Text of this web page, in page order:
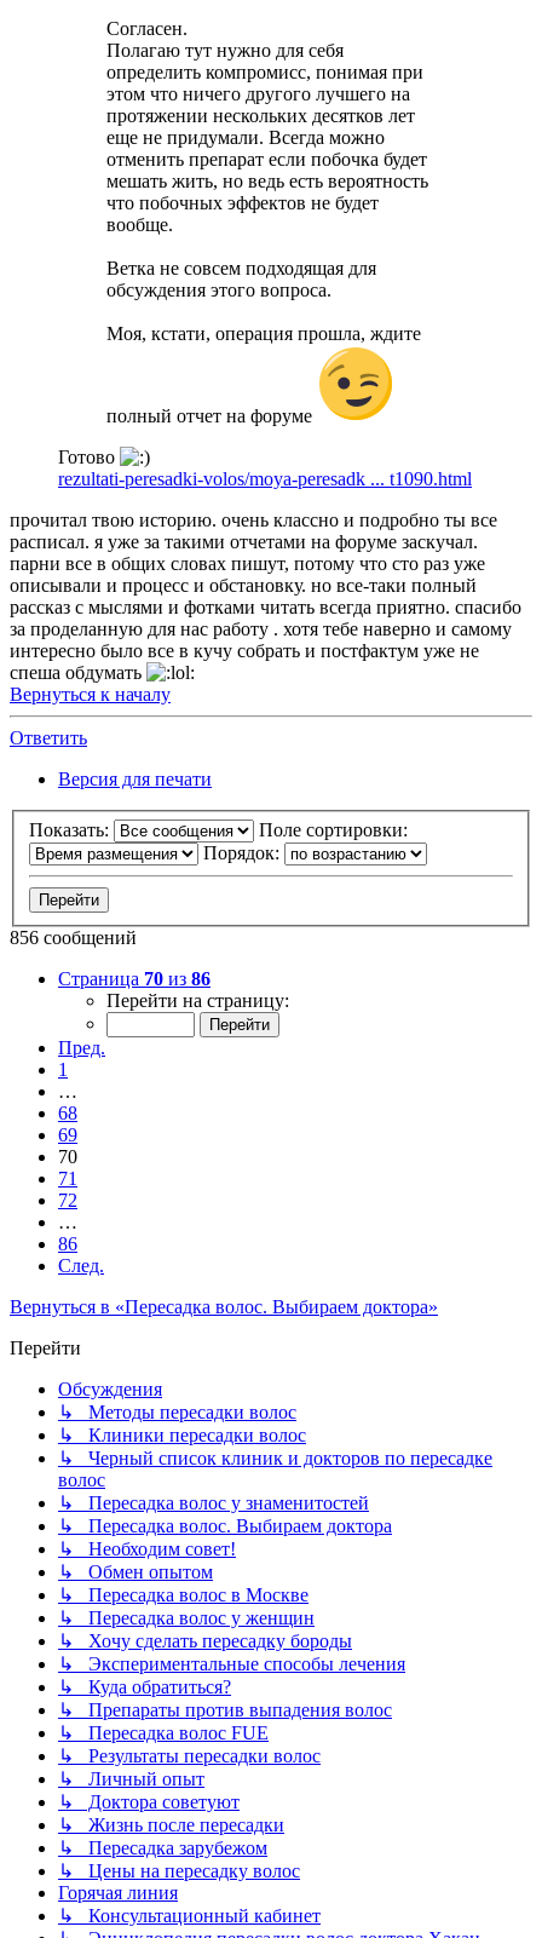
Согласен.
Полагаю тут нужно для себя
определить компромисс, понимая при
этом что ничего другого лучшего на
протяжении нескольких десятков лет
еще не придумали. Всегда можно
отменить препарат если побочка будет
мешать жить, но ведь есть вероятность
что побочных эффектов не будет
вообще.
Ветка не совсем подходящая для
обсуждения этого вопроса.
Моя, кстати, операция прошла, ждите
полный отчет на форуме
Готово
rezultati-peresadki-volos/moya-peresadk ... t1090.html
прочитал твою историю. очень классно и подробно ты все
расписал. я уже за такими отчетами на форуме заскучал.
парни все в общих словах пишут, потому что сто раз уже
описывали и процесс и обстановку. но все-таки полный
рассказ с мыслями и фотками читать всегда приятно. спасибо
за проделанную для нас работу . хотя тебе наверно и самому
интересно было все в кучу собрать и постфактум уже не
спеша обдумать
Вернуться к началу
Ответить
Версия для печати
Показать:
Поле сортировки:
Порядок:
856 сообщений
Страница 70 из 86
Перейти на страницу:
Пред.
1
…
68
69
70
71
72
…
86
След.
Вернуться в «Пересадка волос. Выбираем доктора»
Перейти
Обсуждения
↳ Методы пересадки волос
↳ Клиники пересадки волос
↳ Черный список клиник и докторов по пересадке
волос
↳ Пересадка волос у знаменитостей
↳ Пересадка волос. Выбираем доктора
↳ Необходим совет!
↳ Обмен опытом
↳ Пересадка волос в Москве
↳ Пересадка волос у женщин
↳ Хочу сделать пересадку бороды
↳ Экспериментальные способы лечения
↳ Куда обратиться?
↳ Препараты против выпадения волос
↳ Пересадка волос FUE
↳ Результаты пересадки волос
↳ Личный опыт
↳ Доктора советуют
↳ Жизнь после пересадки
↳ Пересадка зарубежом
↳ Цены на пересадку волос
Горячая линия
↳ Консультационный кабинет